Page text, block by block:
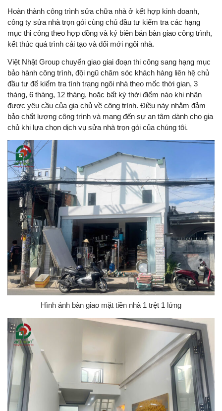
Hoàn thành công trình sửa chữa nhà ở kết hợp kinh doanh,
công ty sửa nhà trọn gói cùng chủ đầu tư kiểm tra các hạng
mục thi công theo hợp đồng và ký biên bản bàn giao công trình,
kết thúc quá trình cải tạo và đổi mới ngôi nhà.
Việt Nhật Group chuyển giao giai đoạn thi công sang hạng mục
bảo hành công trình, đội ngũ chăm sóc khách hàng liên hệ chủ
đầu tư để kiểm tra tình trạng ngôi nhà theo mốc thời gian, 3
tháng, 6 tháng, 12 tháng, hoặc bất kỳ thời điểm nào khi nhận
được yêu cầu của gia chủ về công trình. Điều này nhằm đảm
bảo chất lượng công trình và mang đến sự an tâm dành cho gia
chủ khi lựa chọn dịch vụ sửa nhà trọn gói của chúng tôi.
Hình ảnh bàn giao mặt tiền nhà 1 trệt 1 lửng